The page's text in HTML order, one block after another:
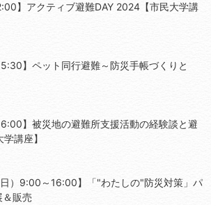
】アクティブ避難DAY 2024【市民大学講
】ペット同行避難～防災手帳づくりと
】被災地の避難所支援活動の経験談と避
講座】
）9:00～16:00】「"わたしの"防災対策」パ
販売